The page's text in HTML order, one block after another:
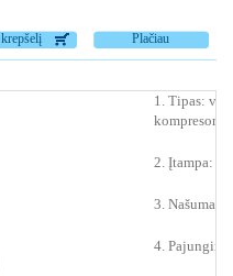
Plačiau
1. Tipas:
kompresorius
2. Įtampa:
3. Našumas:
4.